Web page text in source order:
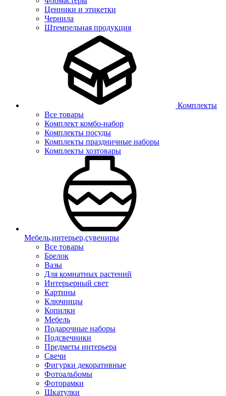
Ценники и этикетки
Чернила
Штемпельная продукция
Комплекты
Все товары
Комплект комбо-набор
Комплекты посуды
Комплекты праздничные наборы
Комплекты хозтовары
Мебель,интерьер,сувениры
Все товары
Брелок
Вазы
Для комнатных растений
Интерьерный свет
Картины
Ключницы
Копилки
Мебель
Подарочные наборы
Подсвечники
Предметы интерьера
Свечи
Фигурки декоративные
Фотоальбомы
Фоторамки
Шкатулки